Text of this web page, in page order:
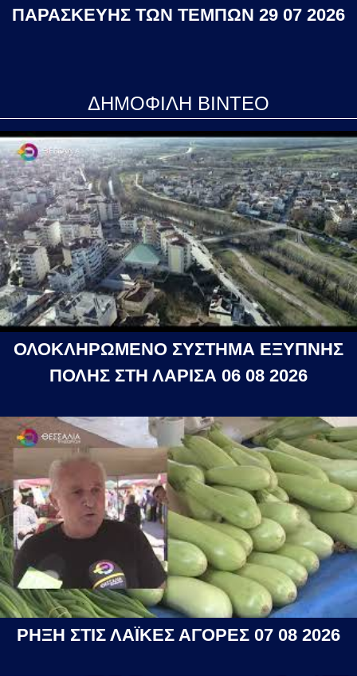
ΠΑΡΑΣΚΕΥΗΣ ΤΩΝ ΤΕΜΠΩΝ 29 07 2026
ΔΗΜΟΦΙΛΗ ΒΙΝΤΕΟ
ΟΛΟΚΛΗΡΩΜΕΝΟ ΣΥΣΤΗΜΑ ΕΞΥΠΝΗΣ
ΠΟΛΗΣ ΣΤΗ ΛΑΡΙΣΑ 06 08 2026
ΡΗΞΗ ΣΤΙΣ ΛΑΪΚΕΣ ΑΓΟΡΕΣ 07 08 2026